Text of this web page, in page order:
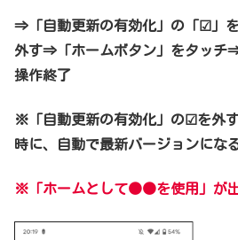
⇒ 「自動更新の有効化」の「☑」
外す⇒「ホームボタン」をタッチ
操作終了
※「自動更新の有効化」の☑を外
時に、自動で最新バージョンにな
※「ホームとして●●を使用」が